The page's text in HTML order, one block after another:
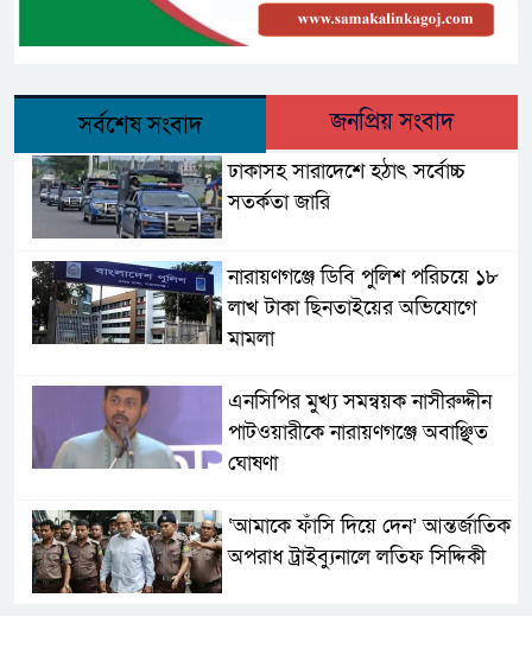
সর্বশেষ সংবাদ জনপ্রিয় সংবাদ
ঢাকাসহ সারাদেশে হঠাৎ সর্বোচ্চ
সতর্কতা জা‌রি
নারায়ণগঞ্জে ডিবি পুলিশ পরিচয়ে ১৮
লাখ টাকা ছিনতাইয়ের অভিযোগে
মামলা
এনসিপির মুখ্য সমন্বয়ক নাসীরুদ্দীন
পাটওয়ারীকে নারায়ণগঞ্জে অবাঞ্ছিত
ঘোষণা
‘আমাকে ফাঁসি দিয়ে দেন’ আন্তর্জাতিক
অপরাধ ট্রাইব্যুনালে লতিফ সিদ্দিকী